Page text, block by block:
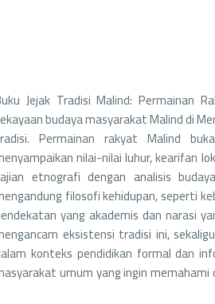
Jejak Tradisi Malind: Permainan
budaya masyarakat Malind di
Permainan rakyat Malind
nilai-nilai luhur, kearifan
etnografi dengan analisis
filosofi kehidupan, seperti
yang akademis dan narasi
eksistensi tradisi ini,
konteks pendidikan formal dan
umum yang ingin